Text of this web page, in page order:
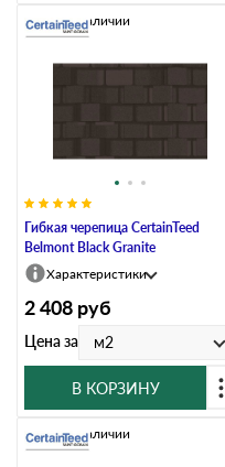
Гибкая черепица CertainTeed
Belmont Black Granite
Нет в наличии
Характеристики
2 408 руб
Цена за м2
В КОРЗИНУ
Нет в наличии